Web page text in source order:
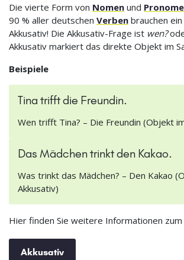
Die vierte Form von Nomen und
90 % aller deutschen Verben brauchen
Akkusativ! Die Akkusativ-Frage ist wen?
Akkusativ markiert das direkte Objekt im
Beispiele
Tina trifft die Freundin.
Wen trifft Tina? – Die Freundin (Objekt
Das Mädchen trinkt den Kakao.
Was trinkt das Mädchen? – Den Kakao
Akkusativ)
Hier finden Sie weitere Informationen zum
Akkusativ